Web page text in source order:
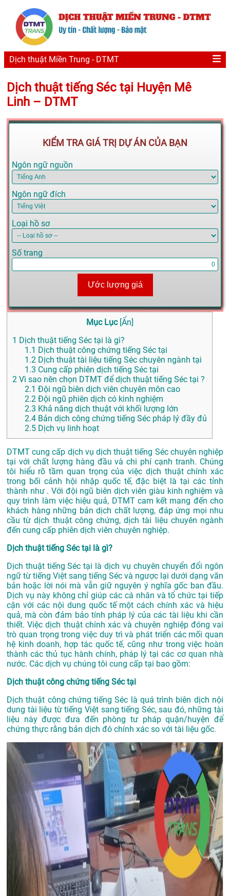
Dịch thuật Miền Trung - DTMT
Dịch thuật tiếng Séc tại Huyện Mê
Linh – DTMT
KIỂM TRA GIÁ TRỊ DỰ ÁN CỦA BẠN
Ngôn ngữ nguồn
Ngôn ngữ đích
Loại hồ sơ
Số trang
Ước lượng giá
Mục Lục [Ẩn]
1 Dịch thuật tiếng Séc tại là gì?
1.1 Dịch thuật công chứng tiếng Séc tại
1.2 Dịch thuật tài liệu tiếng Séc chuyên ngành tại
1.3 Cung cấp phiên dịch tiếng Séc tại
2 Vì sao nên chọn DTMT để dịch thuật tiếng Séc tại ?
2.1 Đội ngũ biên dịch viên chuyên môn cao
2.2 Đội ngũ phiên dịch có kinh nghiệm
2.3 Khả năng dịch thuật với khối lượng lớn
2.4 Bản dịch công chứng tiếng Séc pháp lý đầy đủ
2.5 Dịch vụ linh hoạt
DTMT cung cấp dịch vụ dịch thuật tiếng Séc chuyên nghiệp
tại với chất lượng hàng đầu và chi phí cạnh tranh. Chúng
tôi hiểu rõ tầm quan trọng của việc dịch thuật chính xác
trong bối cảnh hội nhập quốc tế, đặc biệt là tại các tỉnh
thành như . Với đội ngũ biên dịch viên giàu kinh nghiệm và
quy trình làm việc hiệu quả, DTMT cam kết mang đến cho
khách hàng những bản dịch chất lượng, đáp ứng mọi nhu
cầu từ dịch thuật công chứng, dịch tài liệu chuyên ngành
đến cung cấp phiên dịch viên chuyên nghiệp.
Dịch thuật tiếng Séc tại là gì?
Dịch thuật tiếng Séc tại là dịch vụ chuyên chuyển đổi ngôn
ngữ từ tiếng Việt sang tiếng Séc và ngược lại dưới dạng văn
bản hoặc lời nói mà vẫn giữ nguyên ý nghĩa gốc ban đầu.
Dịch vụ này không chỉ giúp các cá nhân và tổ chức tại tiếp
cận với các nội dung quốc tế một cách chính xác và hiệu
quả, mà còn đảm bảo tính pháp lý của các tài liệu khi cần
thiết. Việc dịch thuật chính xác và chuyên nghiệp đóng vai
trò quan trọng trong việc duy trì và phát triển các mối quan
hệ kinh doanh, hợp tác quốc tế, cũng như trong việc hoàn
thành các thủ tục hành chính, pháp lý tại các cơ quan nhà
nước. Các dịch vụ chúng tôi cung cấp tại bao gồm:
Dịch thuật công chứng tiếng Séc tại
Dịch thuật công chứng tiếng Séc là quá trình biên dịch nội
dung tài liệu từ tiếng Việt sang tiếng Séc, sau đó, những tài
liệu này được đưa đến phòng tư pháp quận/huyện để
chứng thực rằng bản dịch đó chính xác so với tài liệu gốc.